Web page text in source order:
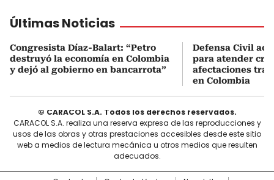
Últimas Noticias
Congresista Díaz-Balart: “Petro
destruyó la economía en Colombia
y dejó al gobierno en bancarrota”
Defensa Civil
para atender
afectaciones
en Colombia
© CARACOL S.A. Todos los derechos reservados.
CARACOL S.A. realiza una reserva expresa de las reproducciones y
usos de las obras y otras prestaciones accesibles desde este sitio
web a medios de lectura mecánica u otros medios que resulten
adecuados.